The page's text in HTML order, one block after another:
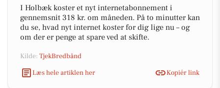
I Holbæk koster et nyt internetabonnement i
gennemsnit 318 kr. om måneden. På to minutter kan
du se, hvad nyt internet koster for dig lige nu – og
om der er penge at spare ved at skifte.
Kilde: TjekBredbånd
Læs hele artiklen her
Kopiér link